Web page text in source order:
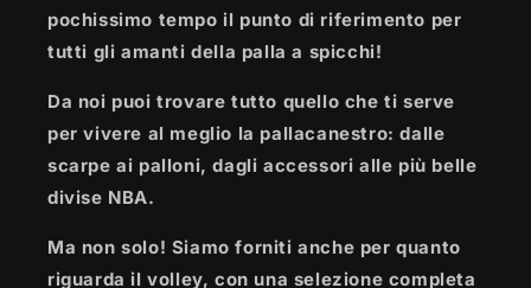
pochissimo tempo il punto di riferimento per
tutti gli amanti della palla a spicchi!
Da noi puoi trovare tutto quello che ti serve
per vivere al meglio la pallacanestro: dalle
scarpe ai palloni, dagli accessori alle più belle
divise NBA.
Ma non solo! Siamo forniti anche per quanto
riguarda il volley, con una selezione completa